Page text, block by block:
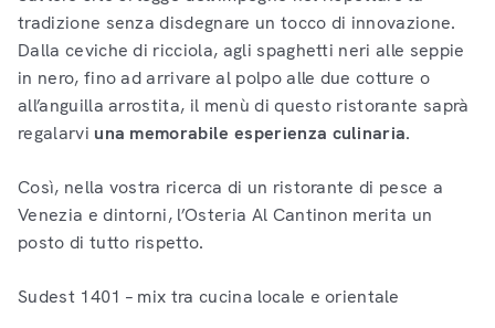
tradizione senza disdegnare un tocco di innovazione.
Dalla ceviche di ricciola, agli spaghetti neri alle seppie
in nero, fino ad arrivare al polpo alle due cotture o
all’anguilla arrostita, il menù di questo ristorante saprà
regalarvi una memorabile esperienza culinaria.
Così, nella vostra ricerca di un ristorante di pesce a
Venezia e dintorni, l’Osteria Al Cantinon merita un
posto di tutto rispetto.
Sudest 1401 – mix tra cucina locale e orientale